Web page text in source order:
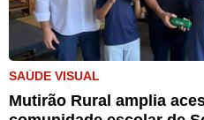
SAÚDE VISUAL
Mutirão Rural amplia